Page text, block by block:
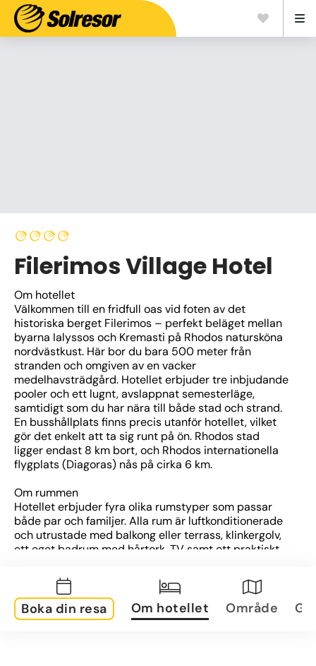
Filerimos Village Hotel
Om hotellet
Välkommen till en fridfull oas vid foten av det
historiska berget Filerimos – perfekt beläget mellan
byarna Ialyssos och Kremasti på Rhodos natursköna
nordvästkust. Här bor du bara 500 meter från
stranden och omgiven av en vacker
medelhavsträdgård. Hotellet erbjuder tre inbjudande
pooler och ett lugnt, avslappnat semesterläge,
samtidigt som du har nära till både stad och strand.
En busshållplats finns precis utanför hotellet, vilket
gör det enkelt att ta sig runt på ön. Rhodos stad
ligger endast 8 km bort, och Rhodos internationella
flygplats (Diagoras) nås på cirka 6 km.
Om rummen
Hotellet erbjuder fyra olika rumstyper som passar
både par och familjer. Alla rum är luftkonditionerade
och utrustade med balkong eller terrass, klinkergolv,
ett eget badrum med hårtork, TV samt ett praktiskt
avkopplande vistelse.
Om området
Det lugna läget mellan Ialyssos och Kremasti
Boka din resa Om hotellet Område